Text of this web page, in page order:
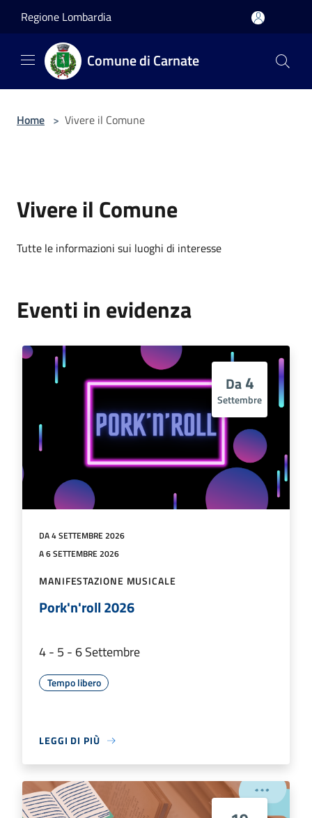
Regione Lombardia
Comune di Carnate
Home > Vivere il Comune
Vivere il Comune
Tutte le informazioni sui luoghi di interesse
Eventi in evidenza
Da4
Settembre
DA 4 SETTEMBRE 2026
A 6 SETTEMBRE 2026
MANIFESTAZIONE MUSICALE
Pork'n'roll 2026
4 - 5 - 6 Settembre
Tempo libero
LEGGI DI PIÙ